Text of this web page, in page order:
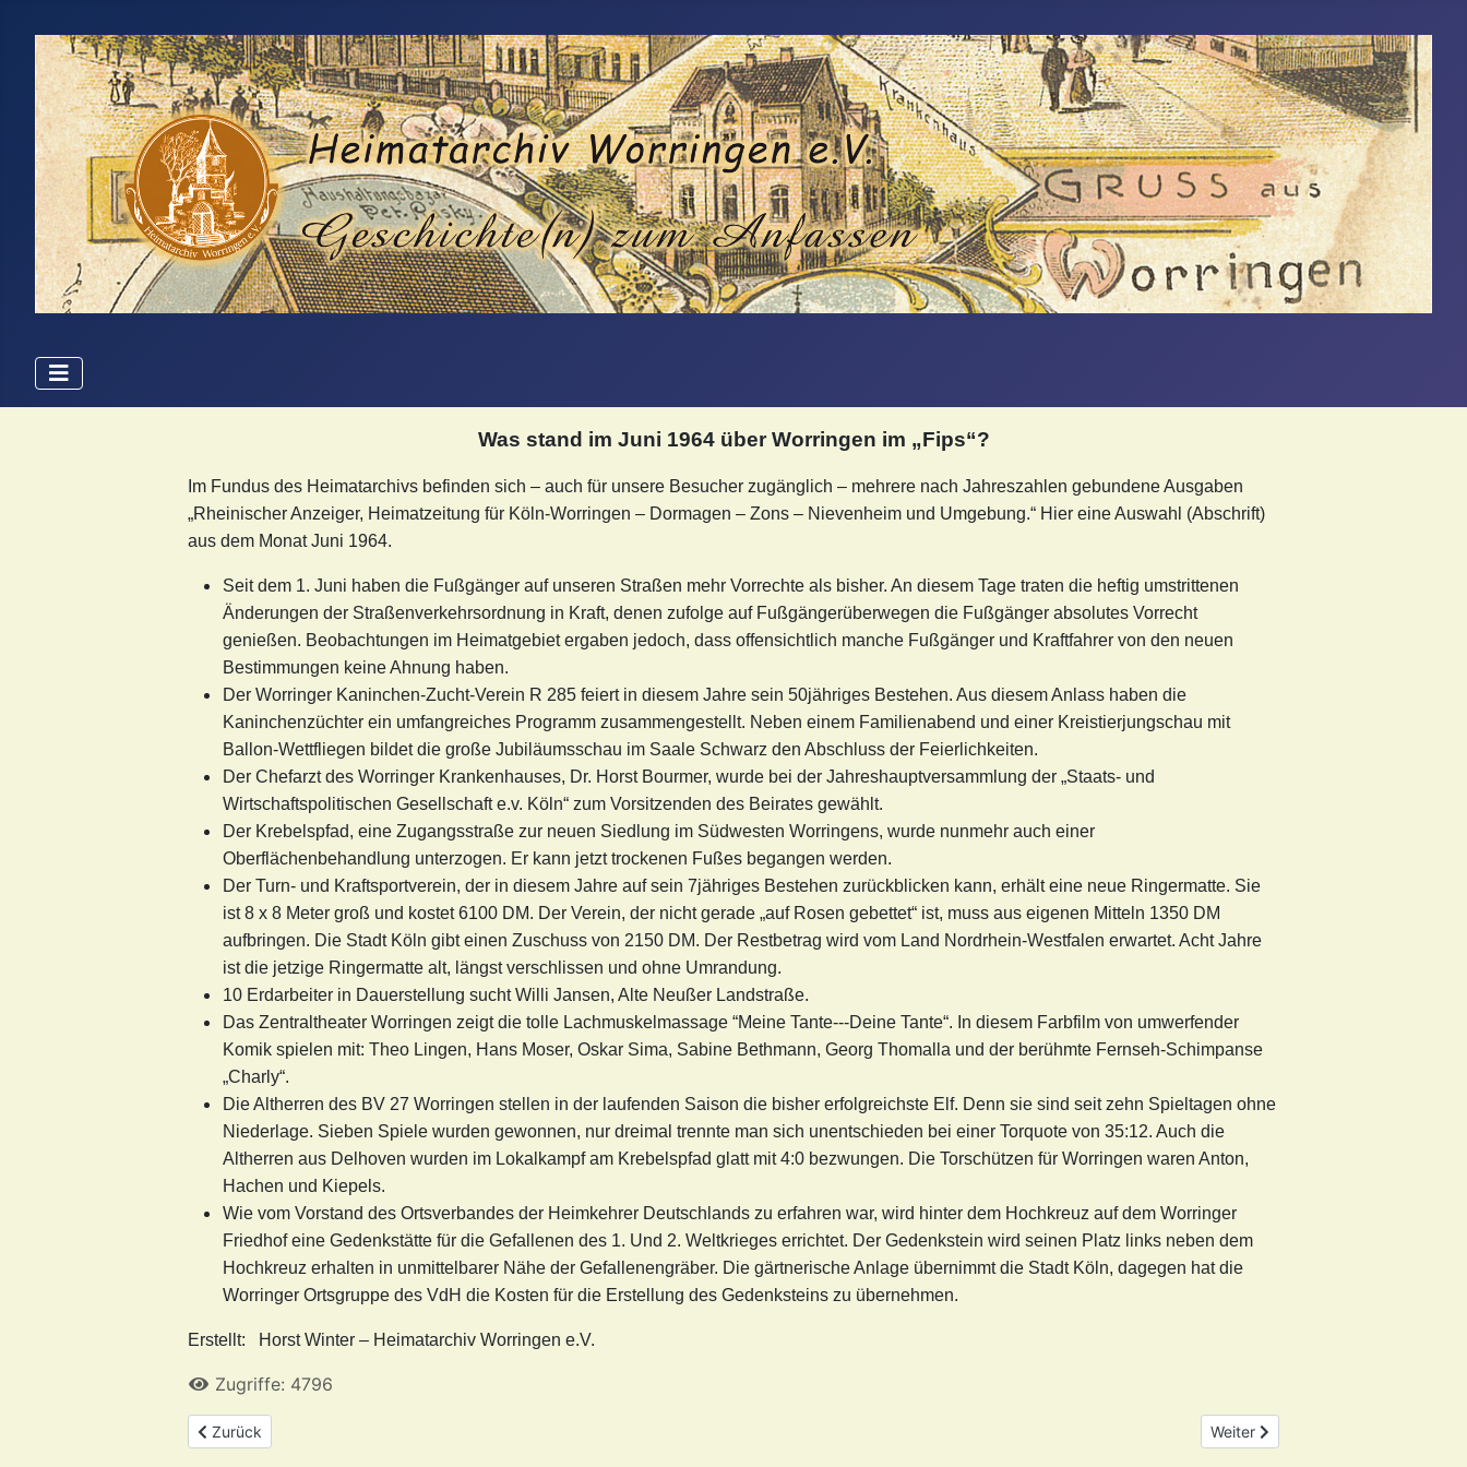
Was stand im Juni 1964 über Worringen im „Fips“?
Im Fundus des Heimatarchivs befinden sich – auch für unsere Besucher zugänglich – mehrere nach Jahreszahlen gebundene Ausgaben
„Rheinischer Anzeiger, Heimatzeitung für Köln-Worringen – Dormagen – Zons – Nievenheim und Umgebung.“ Hier eine Auswahl (Abschrift)
aus dem Monat Juni 1964.
Seit dem 1. Juni haben die Fußgänger auf unseren Straßen mehr Vorrechte als bisher. An diesem Tage traten die heftig umstrittenen
Änderungen der Straßenverkehrsordnung in Kraft, denen zufolge auf Fußgängerüberwegen die Fußgänger absolutes Vorrecht
genießen. Beobachtungen im Heimatgebiet ergaben jedoch, dass offensichtlich manche Fußgänger und Kraftfahrer von den neuen
Bestimmungen keine Ahnung haben.
Der Worringer Kaninchen-Zucht-Verein R 285 feiert in diesem Jahre sein 50jähriges Bestehen. Aus diesem Anlass haben die
Kaninchenzüchter ein umfangreiches Programm zusammengestellt. Neben einem Familienabend und einer Kreistierjungschau mit
Ballon-Wettfliegen bildet die große Jubiläumsschau im Saale Schwarz den Abschluss der Feierlichkeiten.
Der Chefarzt des Worringer Krankenhauses, Dr. Horst Bourmer, wurde bei der Jahreshauptversammlung der „Staats- und
Wirtschaftspolitischen Gesellschaft e.v. Köln“ zum Vorsitzenden des Beirates gewählt.
Der Krebelspfad, eine Zugangsstraße zur neuen Siedlung im Südwesten Worringens, wurde nunmehr auch einer
Oberflächenbehandlung unterzogen. Er kann jetzt trockenen Fußes begangen werden.
Der Turn- und Kraftsportverein, der in diesem Jahre auf sein 7jähriges Bestehen zurückblicken kann, erhält eine neue Ringermatte. Sie
ist 8 x 8 Meter groß und kostet 6100 DM. Der Verein, der nicht gerade „auf Rosen gebettet“ ist, muss aus eigenen Mitteln 1350 DM
aufbringen. Die Stadt Köln gibt einen Zuschuss von 2150 DM. Der Restbetrag wird vom Land Nordrhein-Westfalen erwartet. Acht Jahre
ist die jetzige Ringermatte alt, längst verschlissen und ohne Umrandung.
10 Erdarbeiter in Dauerstellung sucht Willi Jansen, Alte Neußer Landstraße.
Das Zentraltheater Worringen zeigt die tolle Lachmuskelmassage “Meine Tante---Deine Tante“. In diesem Farbfilm von umwerfender
Komik spielen mit: Theo Lingen, Hans Moser, Oskar Sima, Sabine Bethmann, Georg Thomalla und der berühmte Fernseh-Schimpanse
„Charly“.
Die Altherren des BV 27 Worringen stellen in der laufenden Saison die bisher erfolgreichste Elf. Denn sie sind seit zehn Spieltagen ohne
Niederlage. Sieben Spiele wurden gewonnen, nur dreimal trennte man sich unentschieden bei einer Torquote von 35:12. Auch die
Altherren aus Delhoven wurden im Lokalkampf am Krebelspfad glatt mit 4:0 bezwungen. Die Torschützen für Worringen waren Anton,
Hachen und Kiepels.
Wie vom Vorstand des Ortsverbandes der Heimkehrer Deutschlands zu erfahren war, wird hinter dem Hochkreuz auf dem Worringer
Friedhof eine Gedenkstätte für die Gefallenen des 1. Und 2. Weltkrieges errichtet. Der Gedenkstein wird seinen Platz links neben dem
Hochkreuz erhalten in unmittelbarer Nähe der Gefallenengräber. Die gärtnerische Anlage übernimmt die Stadt Köln, dagegen hat die
Worringer Ortsgruppe des VdH die Kosten für die Erstellung des Gedenksteins zu übernehmen.
Erstellt: Horst Winter – Heimatarchiv Worringen e.V.
Zugriffe: 4796
Vorheriger Beitrag: Was stand im Juli 1964 über Worringen im „Fips“?
Zurück Nächster Beitrag: Was stand im
Weiter